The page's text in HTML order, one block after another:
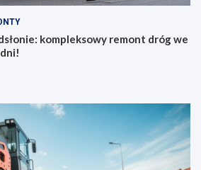
kompleksowy remont dróg we